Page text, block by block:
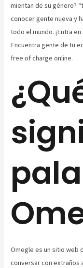
mientan de su género?
conocer gente nueva y
todo el mundo. ¡Entra
Encuentra gente de tu
free of charge online.
Omegle es un sitio web
conversar con extraños